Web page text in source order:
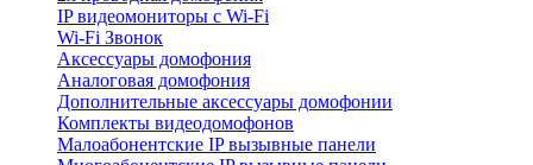
IP видеомониторы с Wi-Fi
Wi-Fi Звонок
Аксессуары домофония
Аналоговая домофония
Дополнительные аксессуары домофонии
Комплекты видеодомофонов
Малоабонентские IP вызывные панели